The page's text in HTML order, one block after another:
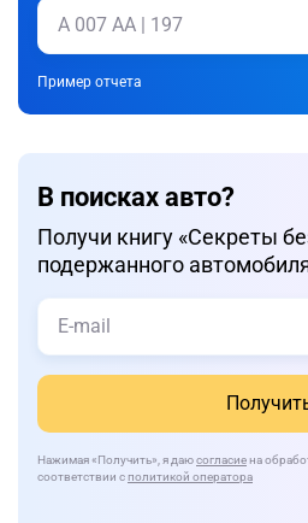
Пример отчета
В поисках авто?
Получи книгу «Cекреты
подержанного
Нажимая «Получить» , я даюсогласиена
соответствии сполитикой оператора